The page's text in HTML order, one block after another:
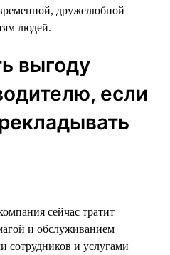
дружелюбной
людей.
выгоду
если
сейчас тратит
и обслуживанием
сотрудников и услугами